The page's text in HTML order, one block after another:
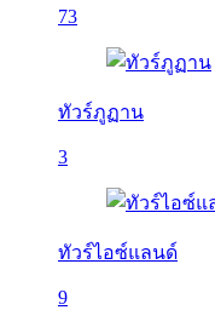
73
ทัวร์ภูฏาน
3
ทัวร์ไอซ์แลนด์
9